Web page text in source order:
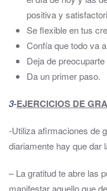
positiva y
Se flexible en tus
Confía que todo va
Deja de
Da un primer paso.
3-EJERCICIOS DE
-Utiliza afirmaciones de
diariamente hay que dar
– La gratitud te abre las
manifestar aquello que